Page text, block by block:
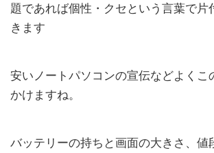
題であれば個性・クセという言葉で片
きます
安いノートパソコンの宣伝などよくこ
かけますね。
バッテリーの持ちと画面の大きさ、値